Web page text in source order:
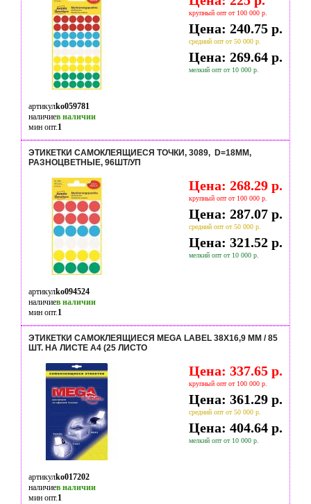
крупный опт от 100 000 р.
Цена: 240.75 р.
средний опт от 50 000 р.
Цена: 269.64 р.
мелкий опт от 10 000 р.
артикулko059781
наличиев наличии
мин опт.1
ЭТИКЕТКИ САМОКЛЕЯЩИЕСЯ ТОЧКИ, 3089, D=18MM,
РАЗНОЦВЕТНЫЕ, 96ШТ/УП
Цена: 268.29 р.
крупный опт от 100 000 р.
Цена: 287.07 р.
средний опт от 50 000 р.
Цена: 321.52 р.
мелкий опт от 10 000 р.
артикулko094524
наличиев наличии
мин опт.1
ЭТИКЕТКИ САМОКЛЕЯЩИЕСЯ MEGA LABEL 38Х16,9 ММ / 85
ШТ. НА ЛИСТЕ А4 (25 ЛИСТО
Цена: 337.65 р.
крупный опт от 100 000 р.
Цена: 361.29 р.
средний опт от 50 000 р.
Цена: 404.64 р.
мелкий опт от 10 000 р.
артикулko017202
наличиев наличии
мин опт.1